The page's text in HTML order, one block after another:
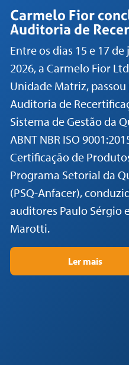
Carmelo Fior
Auditoria de
Entre os dias 15 e 17
2026, a Carmelo Fior
Unidade Matriz, passou
Auditoria de
Sistema de Gestão da
ABNT NBR ISO
Certificação de
Programa Setorial da
(PSQ-Anfacer),
auditores Paulo Sérgio
Marotti.
Ler mais